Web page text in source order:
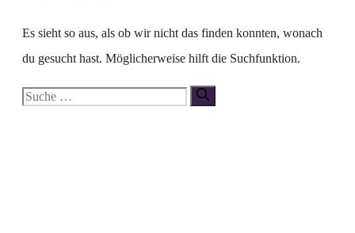
Es sieht so aus, als ob wir nicht das finden konnten, wonach
du gesucht hast. Möglicherweise hilft die Suchfunktion.
Suche